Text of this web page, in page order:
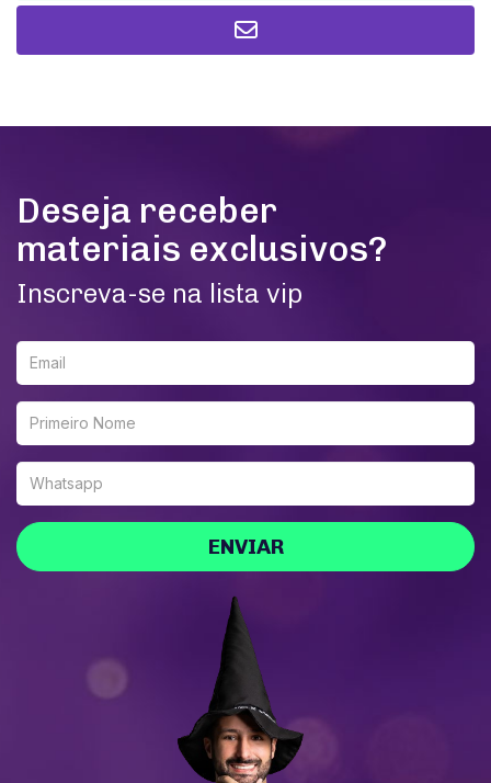
Deseja receber
materiais exclusivos?
Inscreva-se na lista vip
ENVIAR